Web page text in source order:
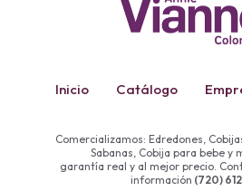
Inicio Catálogo
Comercializamos: Edredones,
Sabanas, Cobija para bebe y
garantía real y al mejor precio.
información (720)